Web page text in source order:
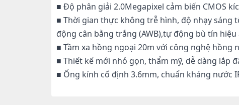
■ Độ phân giải 2.0Megapixel cảm biến CMOS
■ Thời gian thực không trễ hình, độ nhạy sáng
động cân bằng trắng (AWB),tự động bù tín hiệu
■ Tầm xa hồng ngoại 20m với công nghệ hồng
■ Thiết kế mới nhỏ gọn, thẩm mỹ, dễ dàng lắp
■ Ống kính cố định 3.6mm, chuẩn kháng nước